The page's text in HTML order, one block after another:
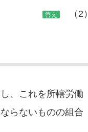
答え （2）
、これを所轄労働
らないものの組合